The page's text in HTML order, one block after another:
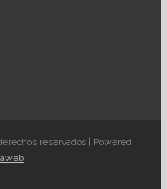
reservados | Powered